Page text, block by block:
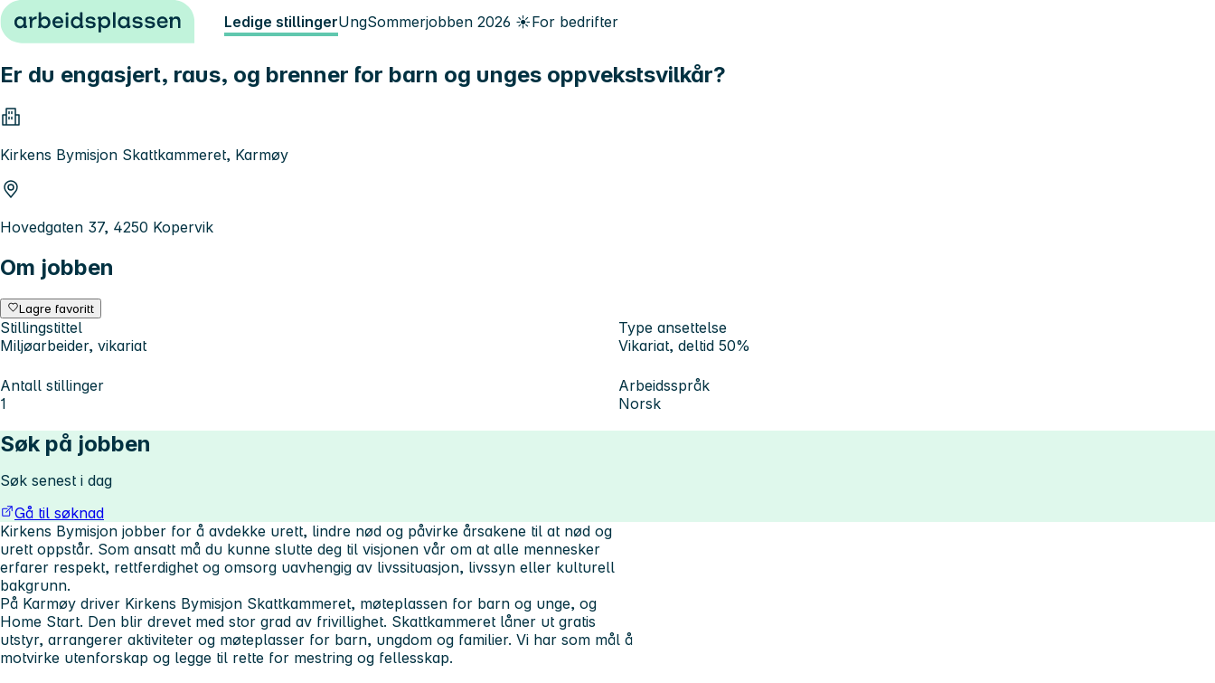
Hopp til innhold Ledige stillingerUngSommerjobben 2026 ☀️For bedrifter
Er du engasjert, raus, og brenner for barn og unges oppvekstsvilkår?
Kirkens Bymisjon Skattkammeret, Karmøy
Hovedgaten 37, 4250 Kopervik
Om jobben
Lagre favoritt
Stillingstittel
Miljøarbeider, vikariat
Type ansettelse
Vikariat, deltid 50%
Antall stillinger
1
Arbeidsspråk
Norsk
Søk på jobben
Søk senest i dag
Gå til søknad
Kirkens Bymisjon jobber for å avdekke urett, lindre nød og påvirke årsakene til at nød og
urett oppstår. Som ansatt må du kunne slutte deg til visjonen vår om at alle mennesker
erfarer respekt, rettferdighet og omsorg uavhengig av livssituasjon, livssyn eller kulturell
bakgrunn.
På Karmøy driver Kirkens Bymisjon Skattkammeret, møteplassen for barn og unge, og
Home Start. Den blir drevet med stor grad av frivillighet. Skattkammeret låner ut gratis
utstyr, arrangerer aktiviteter og møteplasser for barn, ungdom og familier. Vi har som mål å
motvirke utenforskap og legge til rette for mestring og fellesskap.